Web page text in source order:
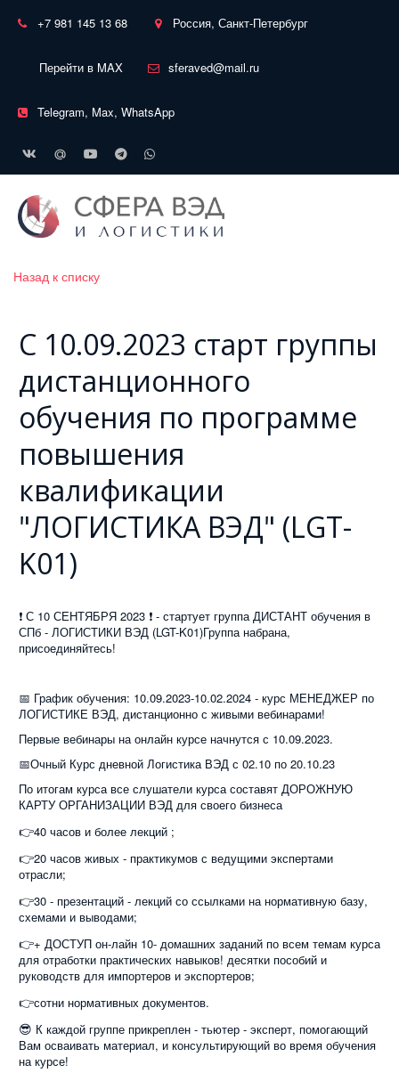
+7 981 145 13 68 Россия, Санкт-Петербург
Перейти в MAX sferaved@mail.ru
Telegram, Max, WhatsApp
Назад к списку
С 10.09.2023 старт группы
дистанционного
обучения по программе
повышения
квалификации
"ЛОГИСТИКА ВЭД" (LGT-
K01)
❗ С 10 СЕНТЯБРЯ 2023 ❗ - стартует группа ДИСТАНТ обучения в
СПб - ЛОГИСТИКИ ВЭД (LGT-K01)Группа набрана,
присоединяйтесь!
📅 График обучения: 10.09.2023-10.02.2024 - курс МЕНЕДЖЕР по
ЛОГИСТИКЕ ВЭД, дистанционно с живыми вебинарами!
Первые вебинары на онлайн курсе начнутся с 10.09.2023.
📅Очный Курс дневной Логистика ВЭД с 02.10 по 20.10.23
По итогам курса все слушатели курса составят ДОРОЖНУЮ
КАРТУ ОРГАНИЗАЦИИ ВЭД для своего бизнеса
👉40 часов и более лекций ;
👉20 часов живых - практикумов с ведущими экспертами
отрасли;
👉30 - презентаций - лекций со ссылками на нормативную базу,
схемами и выводами;
👉+ ДОСТУП он-лайн 10- домашних заданий по всем темам курса
для отработки практических навыков! десятки пособий и
руководств для импортеров и экспортеров;
👉сотни нормативных документов.
😎 К каждой группе прикреплен - тьютер - эксперт, помогающий
Вам осваивать материал, и консультирующий во время обучения
на курсе!